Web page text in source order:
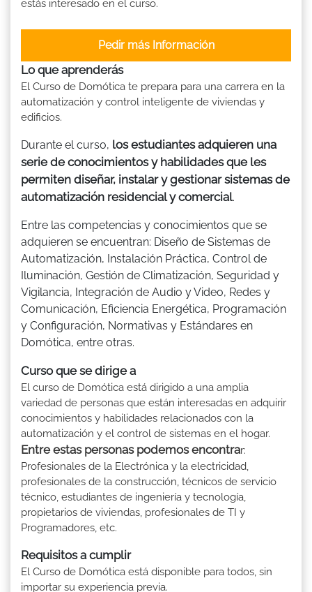
estás interesado en el curso.
Pedir más Información
Lo que aprenderás
El Curso de Domótica te prepara para una carrera en la
automatización y control inteligente de viviendas y
edificios.
Durante el curso, los estudiantes adquieren una
serie de conocimientos y habilidades que les
permiten diseñar, instalar y gestionar sistemas de
automatización residencial y comercial.
Entre las competencias y conocimientos que se
adquieren se encuentran: Diseño de Sistemas de
Automatización, Instalación Práctica, Control de
Iluminación, Gestión de Climatización, Seguridad y
Vigilancia, Integración de Audio y Video, Redes y
Comunicación, Eficiencia Energética, Programación
y Configuración, Normativas y Estándares en
Domótica, entre otras.
Curso que se dirige a
El curso de Domótica está dirigido a una amplia
variedad de personas que están interesadas en adquirir
conocimientos y habilidades relacionados con la
automatización y el control de sistemas en el hogar.
Entre estas personas podemos encontrar:
Profesionales de la Electrónica y la electricidad,
profesionales de la construcción, técnicos de servicio
técnico, estudiantes de ingeniería y tecnología,
propietarios de viviendas, profesionales de TI y
Programadores, etc.
Requisitos a cumplir
El Curso de Domótica está disponible para todos, sin
importar su experiencia previa.